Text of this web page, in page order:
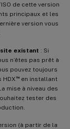
de cette version
principaux et les
version vous
site existant : Si
n’êtes pas prêt à
pouvez toujours
™en installant
mise à niveau des
tester des
(à partir de la